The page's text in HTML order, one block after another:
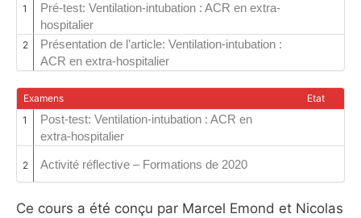
1
Pré-test: Ventilation-intubation : ACR en extra-
hospitalier
2
Présentation de l’article: Ventilation-intubation :
ACR en extra-hospitalier
Examens
Etat
1
Post-test: Ventilation-intubation : ACR en
extra-hospitalier
2 Activité réflective – Formations de 2020
Ce cours a été conçu par Marcel Emond et Nicolas